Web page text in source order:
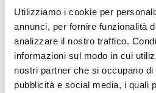
Utilizziamo i cookie per
annunci, per fornire funzionalità
analizzare il nostro traffico.
informazioni sul modo in cui
nostri partner che si occupano di
pubblicità e social media, i quali
con il dopobarba Inter,
levigata e profumata
che lasciano
CATEGORIE: